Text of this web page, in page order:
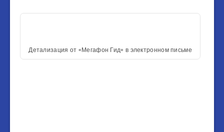
Детализация от «Мегафон Гид» в электронном письме